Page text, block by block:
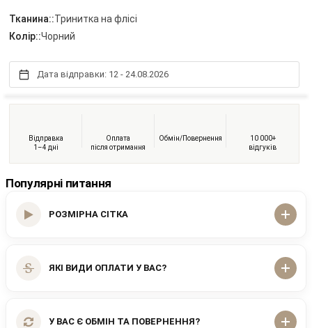
Тканина::Тринитка на флісі
Колір::Чорний
Дата відправки: 12 - 24.08.2026
Відправка
1–4 дні
Оплата
після отримання
Обмін/Повернення
10 000+
відгуків
Популярні питання
РОЗМІРНА СІТКА
ЯКІ ВИДИ ОПЛАТИ У ВАС?
У ВАС Є ОБМІН ТА ПОВЕРНЕННЯ?